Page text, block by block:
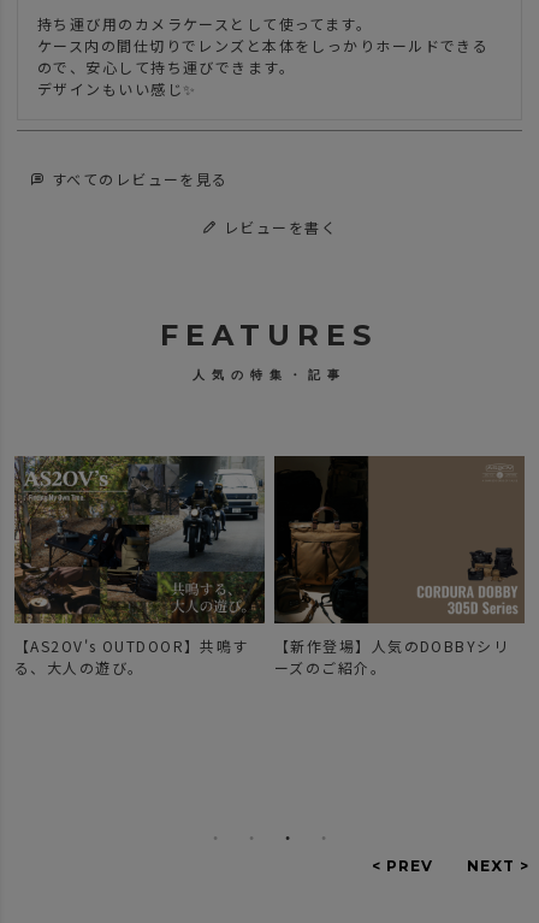
持ち運び用のカメラケースとして使ってます。
ケース内の間仕切りでレンズと本体をしっかりホールドできる
ので、安心して持ち運びできます。
デザインもいい感じ✨
すべてのレビューを見る
レビューを書く
FEATURES
人気の特集・記事
【AS2OV's OUTDOOR】共鳴す
る、大人の遊び。
【新作登場】人気のDOBBYシリ
ーズのご紹介。